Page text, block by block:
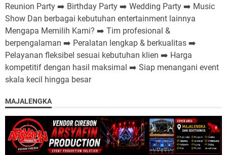
Reunion Party ➡️ Birthday Party ➡️ Wedding Party ➡️ Music
Show Dan berbagai kebutuhan entertainment lainnya
Mengapa Memilih Kami? ➡️ Tim profesional &
berpengalaman ➡️ Peralatan lengkap & berkualitas ➡️
Pelayanan fleksibel sesuai kebutuhan klien ➡️ Harga
kompetitif dengan hasil maksimal ➡️ Siap menangani event
skala kecil hingga besar
MAJALENGKA